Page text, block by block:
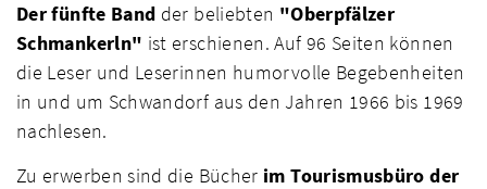
Der fünfte Band der beliebten "Oberpfälzer
Schmankerln" ist erschienen. Auf 96 Seiten können
die Leser und Leserinnen humorvolle Begebenheiten
in und um Schwandorf aus den Jahren 1966 bis 1969
nachlesen.
Zu erwerben sind die Bücher im Tourismusbüro der